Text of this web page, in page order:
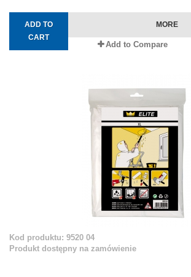
ADD TO
CART
MORE
Add to Compare
Kod produktu: 9520 04
Produkt dostępny na zamówienie